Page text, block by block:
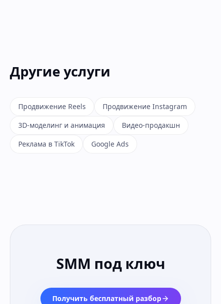
Другие услуги
Продвижение Reels
Продвижение Instagram
3D-моделинг и анимация
Видео-продакшн
Реклама в TikTok
Google Ads
SMM под ключ
Получить бесплатный разбор